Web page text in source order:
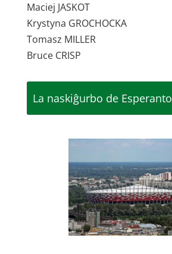
Maciej JASKOT
Krystyna GROCHOCKA
Tomasz MILLER
Bruce CRISP
La naskiĝurbo de Esperanto